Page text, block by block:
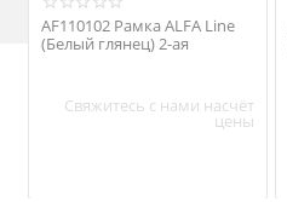
AF110102 Рамка ALFA Line
(Белый глянец) 2-ая
Свяжитесь с нами насчёт
цены